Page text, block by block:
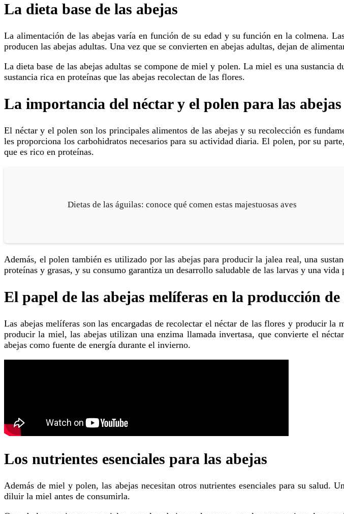
La dieta base de las abejas
La alimentación de las abejas varía en función de su edad y su función en la colmena. Las abejas jóvenes, conocidas como larvas, se alimentan de una mezcla de miel y polen que
producen las abejas adultas. Una vez que se convierten en abejas adultas, dejan de
La dieta base de las abejas adultas se compone de miel y polen. La miel es una sustancia dulce producida por las abejas a partir del néctar de las flores. El polen, por su parte, es una
sustancia rica en proteínas que las abejas recolectan de las flores.
La importancia del néctar y el polen para las abejas
El néctar y el polen son los principales alimentos de las abejas y su recolección es fundamental para la supervivencia de la colmena. El néctar es la fuente de energía de las abejas y
les proporciona los carbohidratos necesarios para su actividad diaria. El polen, por su
que es rico en proteínas.
Dietas de las águilas: conoce qué comen estas majestuosas aves
Además, el polen también es utilizado por las abejas para producir la jalea real, una sustancia utilizada para alimentar a las larvas y a la reina de la colmena. La jalea real es rica en
proteínas y grasas, y su consumo garantiza un desarrollo saludable de las larvas y una vida
El papel de las abejas melíferas en la producción de
Las abejas melíferas son las encargadas de recolectar el néctar de las flores y producir la miel, una sustancia dulce y viscosa ampliamente utilizada en la alimentación humana. Para
producir la miel, las abejas utilizan una enzima llamada invertasa, que convierte el
abejas como fuente de energía durante el invierno.
Los nutrientes esenciales para las abejas
Además de miel y polen, las abejas necesitan otros nutrientes esenciales para su salud. Uno de ellos es el agua, que las abejas utilizan para regular la temperatura de la colmena y
diluir la miel antes de consumirla.